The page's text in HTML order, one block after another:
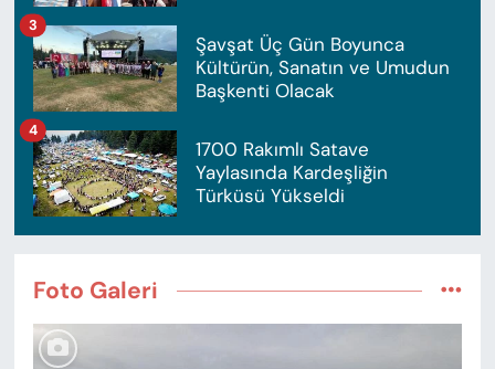
Şavşat Üç Gün Boyunca
Kültürün, Sanatın ve Umudun
Başkenti Olacak
3
1700 Rakımlı Satave
Yaylasında Kardeşliğin
Türküsü Yükseldi
4
Foto Galeri